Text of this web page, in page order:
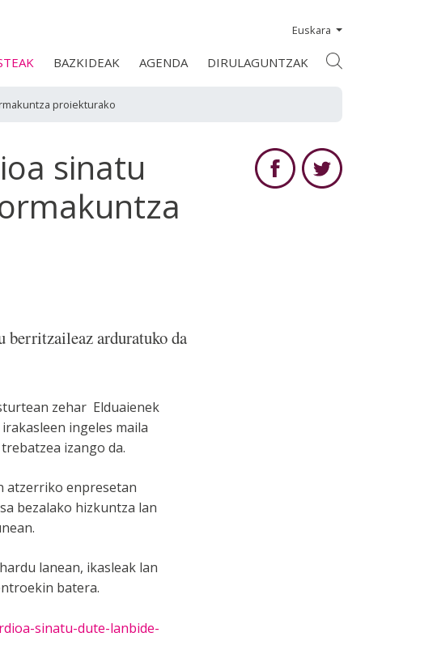
Euskara
BAZKIDEAK AGENDA DIRULAGUNTZAK
proiekturako
sinatu
berritzaileaz arduratuko da
zehar Elduaienek
ingeles maila
izango da.
atzerriko enpresetan
bezalako hizkuntza lan
lanean, ikasleak lan
batera.
sinatu-dute-lanbide-